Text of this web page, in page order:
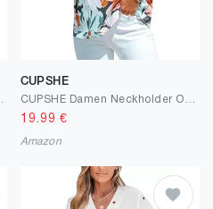
CUPSHE
19.99 €
Amazon